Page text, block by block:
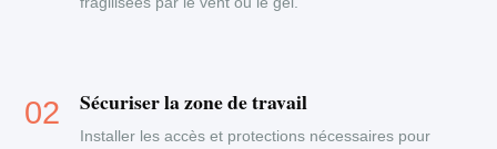
Sécuriser la zone de travail
Installer les accès et protections nécessaires pour